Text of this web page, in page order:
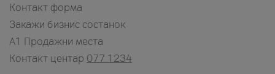
Контакт форма
Закажи бизнис состанок
A1 Продажни места
Контакт центар 077 1234